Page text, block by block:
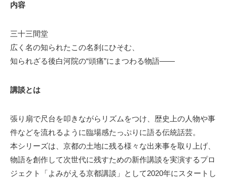
内容
三十三間堂
広く名の知られたこの名刹にひそむ、
知られざる後白河院の“頭痛”にまつわる物語――
講談とは
張り扇で尺台を叩きながらリズムをつけ、歴史上の人物や事
件などを流れるように臨場感たっぷりに語る伝統話芸。
本シリーズは、京都の土地に残る様々な出来事を取り上げ、
物語を創作して次世代に残すための新作講談を実演するプロ
ジェクト「よみがえる京都講談」として2020年にスタートし